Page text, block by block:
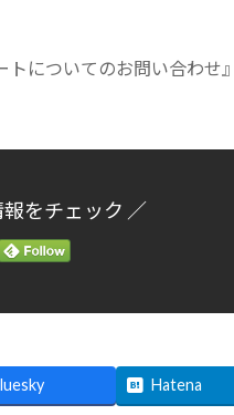
についてのお問い合わせ』
をチェック ／
Hatena